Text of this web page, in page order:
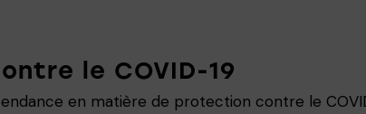
le COVID-19
en matière de protection contre le